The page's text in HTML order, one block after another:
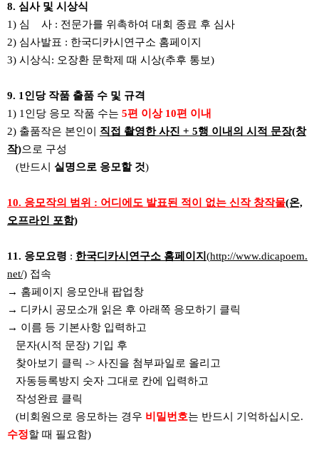
8. 심사 및 시상식
1) 심 사 : 전문가를 위촉하여 대회 종료 후 심사
2) 심사발표 : 한국디카시연구소 홈페이지
3) 시상식: 오장환 문학제 때 시상(추후 통보)
9. 1인당 작품 출품 수 및 규격
1) 1인당 응모 작품 수는 5편 이상 10편 이내
2) 출품작은 본인이 직접 촬영한 사진 + 5행 이내의 시적 문장(창
작)으로 구성
(반드시 실명으로 응모할 것)
10. 응모작의 범위 : 어디에도 발표된 적이 없는 신작 창작물(온,
오프라인 포함)
11. 응모요령 : 한국디카시연구소 홈페이지 (http://www.dicapoem.
net/) 접속
→ 홈페이지 응모안내 팝업창
→ 디카시 공모소개 읽은 후 아래쪽 응모하기 클릭
→ 이름 등 기본사항 입력하고
문자(시적 문장) 기입 후
찾아보기 클릭 -> 사진을 첨부파일로 올리고
자동등록방지 숫자 그대로 칸에 입력하고
작성완료 클릭
(비회원으로 응모하는 경우 비밀번호는 반드시 기억하십시오.
수정할 때 필요함)